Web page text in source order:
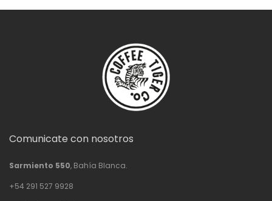
Comunicate con nosotros
Sarmiento 550, Bahía Blanca.
+54 291 527 9928